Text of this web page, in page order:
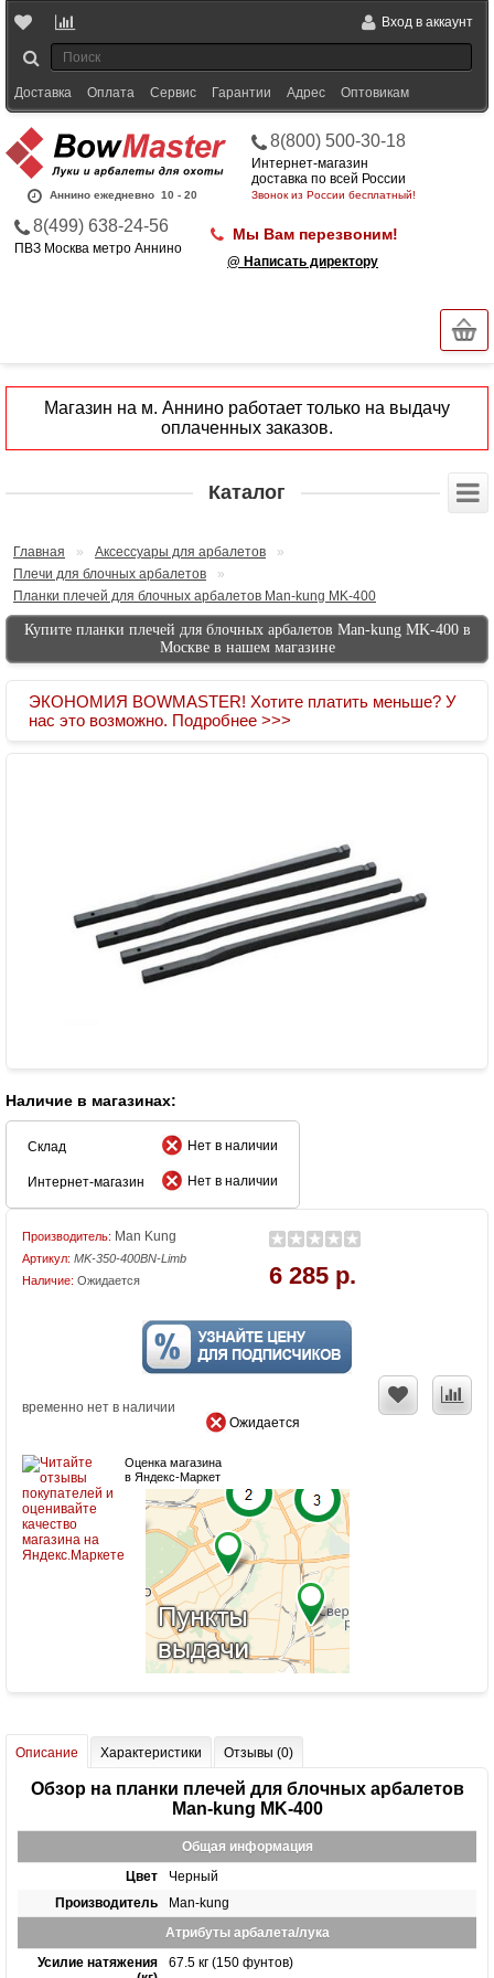
Вход в аккаунт
Доставка Оплата Сервис Гарантии Адрес Оптовикам
Аннино ежедневно 10 - 20
8(800) 500-30-18
Интернет-магазин
доставка по всей России
Звонок из России бесплатный!
8(499) 638-24-56
ПВЗ Москва метро Аннино
Мы Вам перезвоним!
@ Написать директору
Магазин на м. Аннино работает только на выдачу
оплаченных заказов.
Каталог
Главная » Аксессуары для арбалетов
»
Плечи для блочных арбалетов
»
Планки плечей для блочных арбалетов Man-kung MK-400
Купите планки плечей для блочных арбалетов Man-kung MK-400 в
Москве в нашем магазине
ЭКОНОМИЯ BOWMASTER! Хотите платить меньше? У
нас это возможно. Подробнее >>>
Наличие в магазинах:
Склад Нет в наличии
Интернет-магазин Нет в наличии
Производитель: Man Kung
Артикул: MK-350-400BN-Limb
Наличие: Ожидается 6 285 р.
временно нет в наличии
Ожидается
Оценка магазина
в Яндекс-Маркет
Описание Характеристики Отзывы (0)
Обзор на планки плечей для блочных арбалетов
Man-kung MK-400
Общая информация
Цвет
Черный
Производитель
Man-kung
Атрибуты арбалета/лука
Усилие натяжения
67.5 кг (150 фунтов)